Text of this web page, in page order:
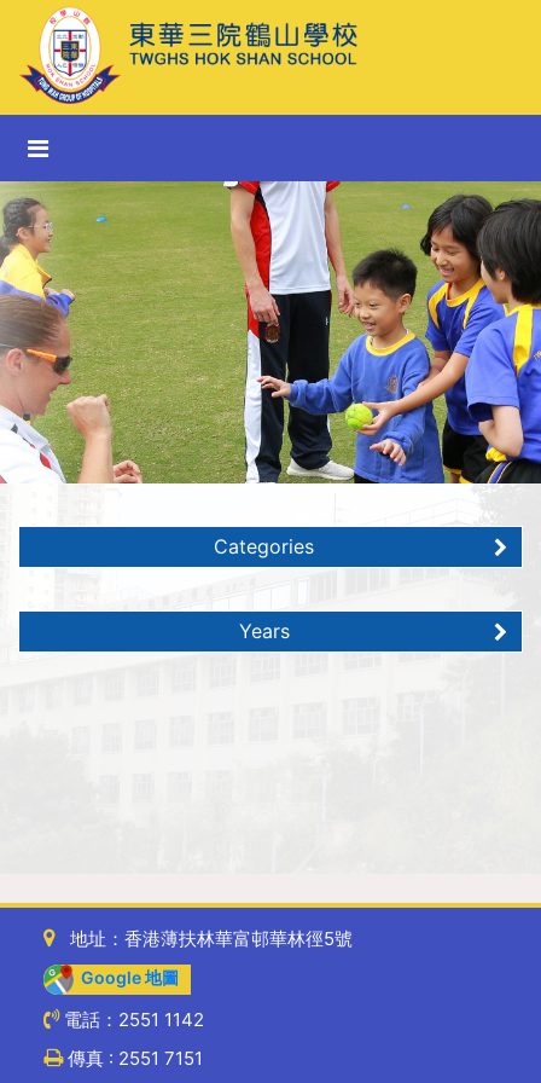
Categories
Years
地址：香港薄扶林華富邨華林徑5號
Google 地圖
電話：2551 1142
傳真 : 2551 7151